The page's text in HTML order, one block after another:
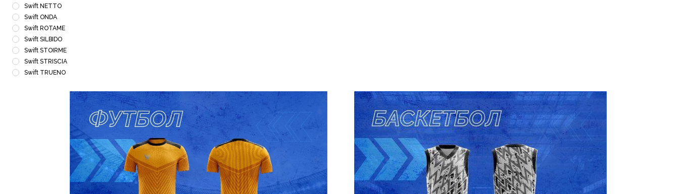
Swift NETTO
Swift ONDA
Swift ROTAME
Swift SILBIDO
Swift STOIRME
Swift STRISCIA
Swift TRUENO